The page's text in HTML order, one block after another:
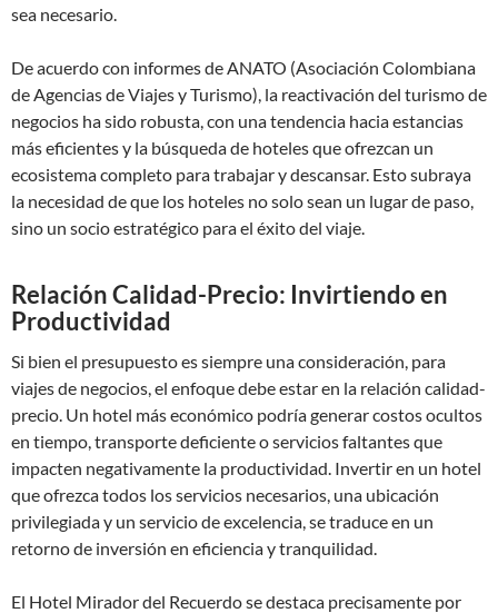
sea necesario.
De acuerdo con informes de ANATO (Asociación Colombiana
de Agencias de Viajes y Turismo), la reactivación del turismo de
negocios ha sido robusta, con una tendencia hacia estancias
más eficientes y la búsqueda de hoteles que ofrezcan un
ecosistema completo para trabajar y descansar. Esto subraya
la necesidad de que los hoteles no solo sean un lugar de paso,
sino un socio estratégico para el éxito del viaje.
Relación Calidad-Precio: Invirtiendo en
Productividad
Si bien el presupuesto es siempre una consideración, para
viajes de negocios, el enfoque debe estar en la relación calidad-
precio. Un hotel más económico podría generar costos ocultos
en tiempo, transporte deficiente o servicios faltantes que
impacten negativamente la productividad. Invertir en un hotel
que ofrezca todos los servicios necesarios, una ubicación
privilegiada y un servicio de excelencia, se traduce en un
retorno de inversión en eficiencia y tranquilidad.
El Hotel Mirador del Recuerdo se destaca precisamente por